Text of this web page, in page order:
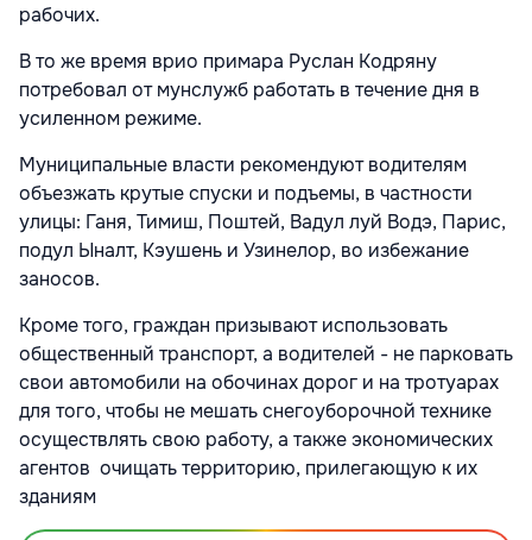
рабочих.
В то же время врио примара Руслан Кодряну
потребовал от мунслужб работать в течение дня в
усиленном режиме.
Муниципальные власти рекомендуют водителям
объезжать крутые спуски и подъемы, в частности
улицы: Ганя, Тимиш, Поштей, Вадул луй Водэ, Парис,
подул Ыналт, Кэушень и Узинелор, во избежание
заносов.
Кроме того, граждан призывают использовать
общественный транспорт, а водителей - не парковать
свои автомобили на обочинах дорог и на тротуарах
для того, чтобы не мешать снегоуборочной технике
осуществлять свою работу, а также экономических
агентов очищать территорию, прилегающую к их
зданиям